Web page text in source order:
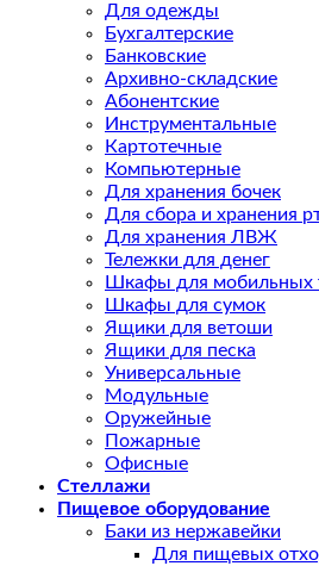
Для одежды
Бухгалтерские
Банковские
Архивно-складские
Абонентские
Инструментальные
Картотечные
Компьютерные
Для хранения бочек
Для сбора и хранения
Для хранения ЛВЖ
Тележки для денег
Шкафы для мобильных
Шкафы для сумок
Ящики для ветоши
Ящики для песка
Универсальные
Модульные
Оружейные
Пожарные
Офисные
Стеллажи
Пищевое оборудование
Баки из нержавейки
Для пищевых